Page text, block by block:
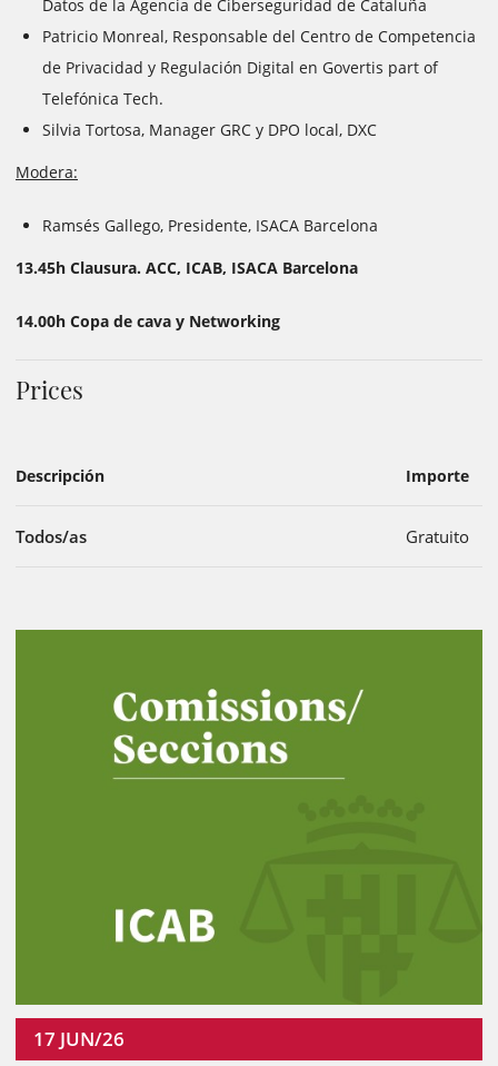
Datos de la Agencia de Ciberseguridad de Cataluña
Patricio Monreal, Responsable del Centro de Competencia
de Privacidad y Regulación Digital en Govertis part of
Telefónica Tech.
Silvia Tortosa, Manager GRC y DPO local, DXC
Modera:
Ramsés Gallego, Presidente, ISACA Barcelona
13.45h Clausura. ACC, ICAB, ISACA Barcelona
14.00h Copa de cava y Networking
Prices
Descripción Importe
Todos/as Gratuito
17 JUN/26